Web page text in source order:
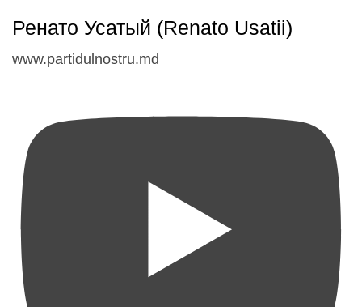
Ренато Усатый (Renato Usatii)
www.partidulnostru.md